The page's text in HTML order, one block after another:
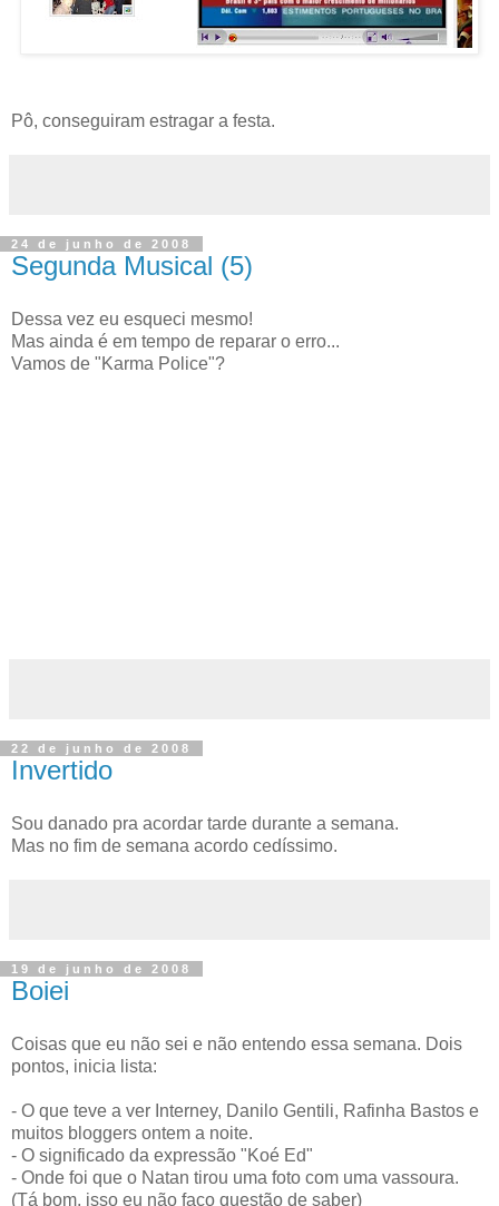
Pô, conseguiram estragar a festa.
24 de junho de 2008
Segunda Musical (5)
Dessa vez eu esqueci mesmo!
Mas ainda é em tempo de reparar o erro...
Vamos de "Karma Police"?
22 de junho de 2008
Invertido
Sou danado pra acordar tarde durante a semana.
Mas no fim de semana acordo cedíssimo.
19 de junho de 2008
Boiei
Coisas que eu não sei e não entendo essa semana. Dois
pontos, inicia lista:
- O que teve a ver Interney, Danilo Gentili, Rafinha Bastos e
muitos bloggers ontem a noite.
- O significado da expressão "Koé Ed"
- Onde foi que o Natan tirou uma foto com uma vassoura.
(Tá bom, isso eu não faço questão de saber)